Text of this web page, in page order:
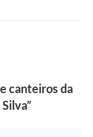
canteiros da